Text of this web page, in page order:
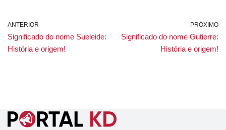
ANTERIOR
Significado do nome Sueleide:
História e origem!
PRÓXIMO
Significado do nome Gutierre:
História e origem!